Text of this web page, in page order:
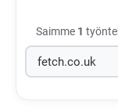
Saimme 1